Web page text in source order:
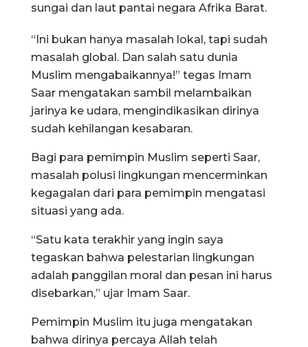
sungai dan laut pantai negara Afrika Barat.
“Ini bukan hanya masalah lokal, tapi sudah
masalah global. Dan salah satu dunia
Muslim mengabaikannya!” tegas Imam
Saar mengatakan sambil melambaikan
jarinya ke udara, mengindikasikan dirinya
sudah kehilangan kesabaran.
Bagi para pemimpin Muslim seperti Saar,
masalah polusi lingkungan mencerminkan
kegagalan dari para pemimpin mengatasi
situasi yang ada.
“Satu kata terakhir yang ingin saya
tegaskan bahwa pelestarian lingkungan
adalah panggilan moral dan pesan ini harus
disebarkan,” ujar Imam Saar.
Pemimpin Muslim itu juga mengatakan
bahwa dirinya percaya Allah telah